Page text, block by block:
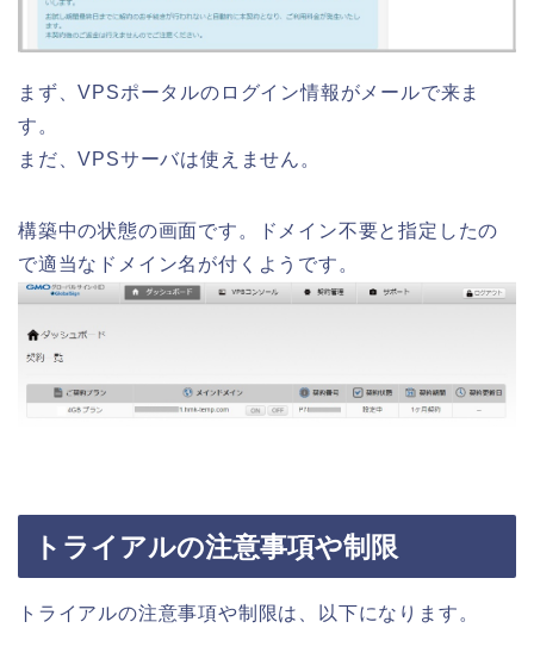
まず、VPSポータルのログイン情報がメールで来ま
す。
まだ、VPSサーバは使えません。
構築中の状態の画面です。ドメイン不要と指定したの
で適当なドメイン名が付くようです。
トライアルの注意事項や制限
トライアルの注意事項や制限は、以下になります。